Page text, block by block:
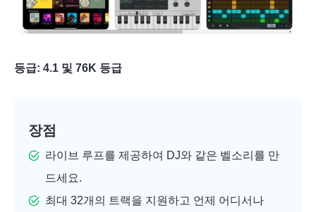
등급: 4.1 및 76K 등급
장점
라이브 루프를 제공하여 DJ와 같은 벨소리를 만
드세요.
최대 32개의 트랙을 지원하고 언제 어디서나